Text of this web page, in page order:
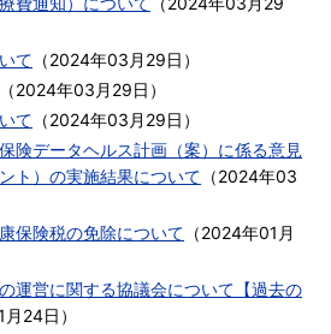
て （2024年03月29日 ）
（2024年03月29日 ）
て （2024年03月29日 ）
険データヘルス計画（案）に係る意見
ト）の実施結果について （2024年03
保険税の免除について （2024年01月
運営に関する協議会について【過去の
月24日 ）